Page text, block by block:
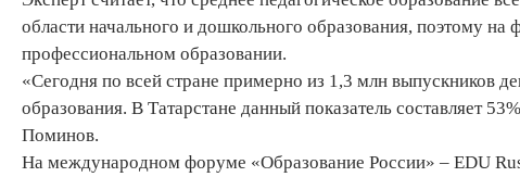
области начального и дошкольного образования, поэтому
профессиональном образовании.
«Сегодня по всей стране примерно из 1,3 млн выпускников
образования. В Татарстане данный показатель составляет
Поминов.
На международном форуме «Образование России» – EDU